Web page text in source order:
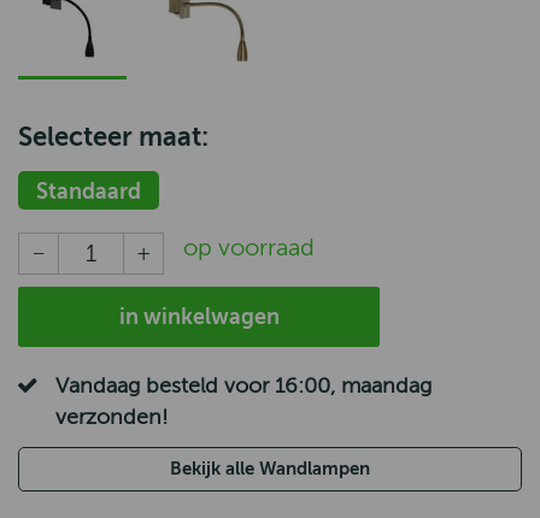
Selecteer maat:
Standaard
op voorraad
in winkelwagen
Vandaag besteld voor 16:00, maandag
verzonden!
Bekijk alle Wandlampen